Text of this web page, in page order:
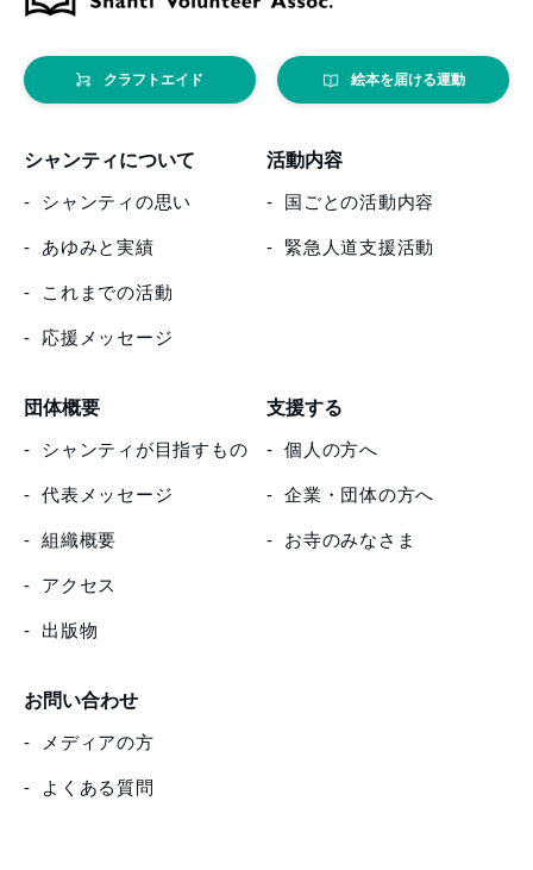
クラフトエイド 絵本を届ける運動
シャンティについて
シャンティの思い
あゆみと実績
これまでの活動
応援メッセージ
活動内容
国ごとの活動内容
緊急人道支援活動
団体概要
シャンティが目指すもの
代表メッセージ
組織概要
アクセス
出版物
支援する
個人の方へ
企業・団体の方へ
お寺のみなさま
お問い合わせ
メディアの方
よくある質問